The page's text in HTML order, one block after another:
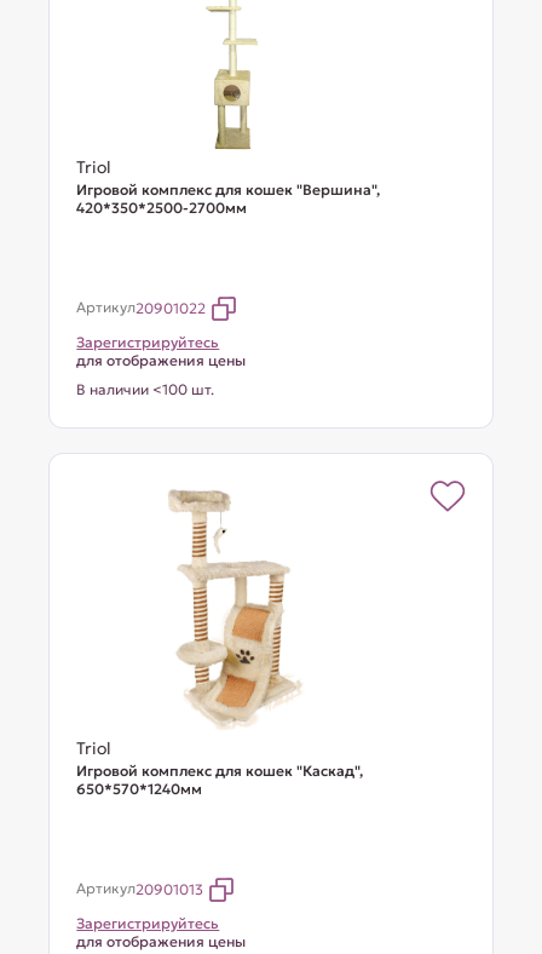
Triol
Игровой комплекс для кошек "Вершина",
420*350*2500-2700мм
Артикул20901022
Зарегистрируйтесь
для отображения цены
В наличии <100 шт.
Triol
Игровой комплекс для кошек "Каскад",
650*570*1240мм
Артикул20901013
Зарегистрируйтесь
для отображения цены